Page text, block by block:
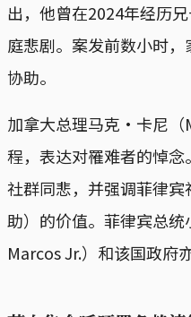
出，​他曾在2024年经历
庭悲剧。​案发前数小时
协助。​
加拿大总理马克·卡尼（
程，表达对罹难者的悼
社群同悲，并​强调菲律
助）的价值。​菲律宾总
Marcos Jr.）和该国政府